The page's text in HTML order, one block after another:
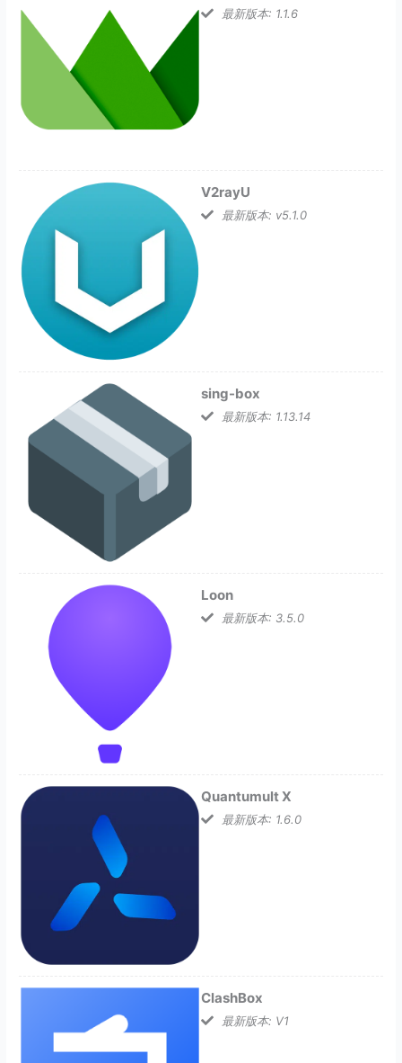
最新版本: 1.1.6
V2rayU
最新版本: v5.1.0
sing-box
最新版本: 1.13.14
Loon
最新版本: 3.5.0
Quantumult X
最新版本: 1.6.0
ClashBox
最新版本: V1